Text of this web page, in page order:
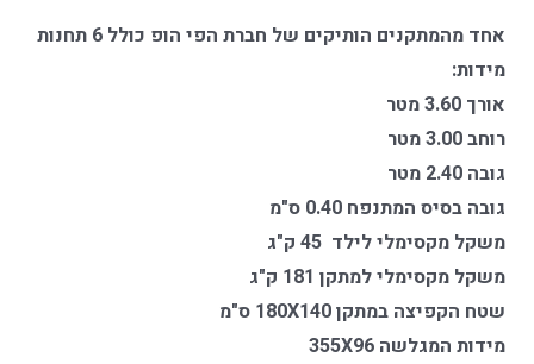
אחד מהמתקנים הותיקים של חברת הפי הופ כולל 6 תחנות
מידות:
אורך 3.60 מטר
רוחב 3.00 מטר
גובה 2.40 מטר
גובה בסיס המתנפח 0.40 ס"מ
משקל מקסימלי לילד 45 ק"ג
משקל מקסימלי למתקן 181 ק"ג
שטח הקפיצה במתקן 180X140 ס"מ
מידות המגלשה 355X96